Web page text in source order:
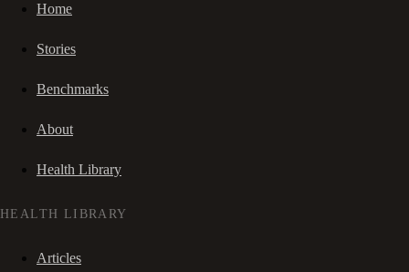
Home
Stories
Benchmarks
About
Health Library
HEALTH LIBRARY
Articles